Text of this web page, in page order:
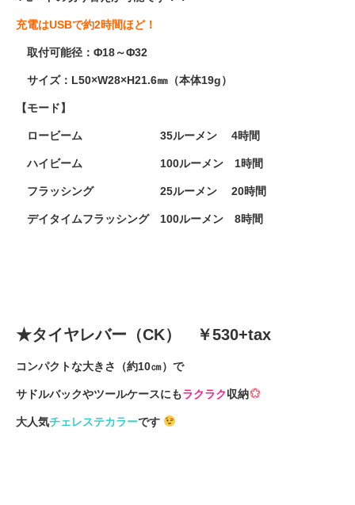
充電はUSBで約2時間ほど！
取付可能径：Φ18～Φ32
サイズ：L50×W28×H21.6㎜（本体19g）
【モード】
ロービーム 35ルーメン 4時間
ハイビーム 100ルーメン 1時間
フラッシング 25ルーメン 20時間
デイタイムフラッシング 100ルーメン 8時間
★タイヤレバー（CK） ￥530+tax
コンパクトな大きさ（約10㎝）で
サドルバックやツールケースにもラクラク収納
大人気チェレステカラーです